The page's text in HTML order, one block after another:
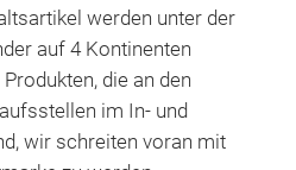
werden unter der
auf 4 Kontinenten
die an den
im In- und
wir schreiten voran mit